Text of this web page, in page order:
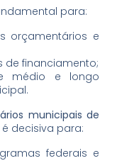
para:
orçamentários e
financiamento;
médio e longo
municipais de
é decisiva para:
federais e